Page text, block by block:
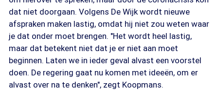
dat niet doorgaan. Volgens De Wijk wordt nieuwe
afspraken maken lastig, omdat hij niet zou weten waar
je dat onder moet brengen. "Het wordt heel lastig,
maar dat betekent niet dat je er niet aan moet
beginnen. Laten we in ieder geval alvast een voorstel
doen. De regering gaat nu komen met ideeën, om er
alvast over na te denken", zegt Koopmans.